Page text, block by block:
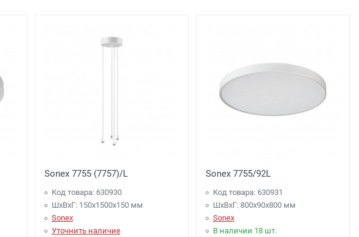
рублей), до подъезда;
заказе более 7000 рублей), до подъезда;
Sonex 7755 (7757)/L
Код товара: 630930
ШхВхГ: 150x1500x150 мм
Sonex
Уточнить наличие
Sonex 7755/92L
Код товара: 630931
ШхВхГ: 800x90x800 мм
Sonex
В наличии 18 шт.